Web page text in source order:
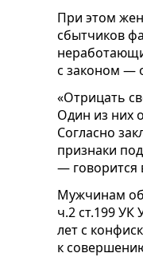
При этом
сбытчиков
с законом —
«Отрицать
Один из них
Согласно
признаки
— говорится
Мужчинам
ч.2 ст.199
лет с
к